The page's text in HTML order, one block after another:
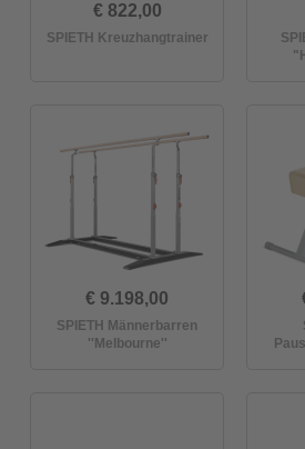
€ 822,00
SPIETH Kreuzhangtrainer
€ 9.198,00
SPIETH Männerbarren
''Melbourne''